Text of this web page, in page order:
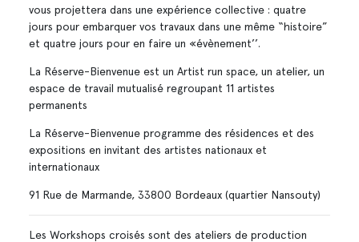
vous projettera dans une expérience collective : quatre
jours pour embarquer vos travaux dans une même “histoire”
et quatre jours pour en faire un «évènement’’.
La Réserve-Bienvenue est un Artist run space, un atelier, un
espace de travail mutualisé regroupant 11 artistes
permanents
La Réserve-Bienvenue programme des résidences et des
expositions en invitant des artistes nationaux et
internationaux
91 Rue de Marmande, 33800 Bordeaux (quartier Nansouty)
Les Workshops croisés sont des ateliers de production